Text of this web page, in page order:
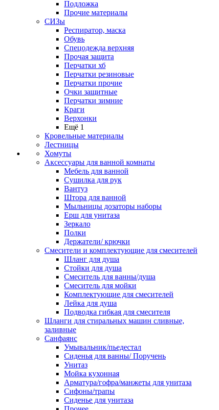
Подложка
Прочие материалы
СИЗы
Респиратор, маска
Обувь
Спецодежда верхняя
Прочая защита
Перчатки хб
Перчатки резиновые
Перчатки прочие
Очки защитные
Перчатки зимние
Краги
Верхонки
Ещё 1
Кровельные материалы
Лестницы
Хомуты
Аксессуары для ванной комнаты
Мебель для ванной
Сушилка для рук
Вантуз
Штора для ванной
Мыльницы дозаторы наборы
Ерш для унитаза
Зеркало
Полки
Держатели/ крючки
Смесители и комплектующие для смесителей
Шланг для душа
Стойки для душа
Смеситель для ванны/душа
Смеситель для мойки
Комплектующие для смесителей
Лейка для душа
Подводка гибкая для смесителя
Шланги для стиральных машин сливные,
заливные
Санфаянс
Умывальник/пьедестал
Сиденья для ванны/ Поручень
Унитаз
Мойка кухонная
Арматура/гофра/манжеты для унитаза
Сифоны/трапы
Сиденье для унитаза